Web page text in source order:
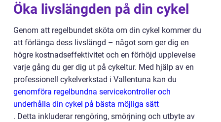
Öka livslängden på din cykel
Genom att regelbundet sköta om din cykel kommer du
att förlänga dess livslängd – något som ger dig en
högre kostnadseffektivitet och en förhöjd upplevelse
varje gång du ger dig ut på cykeltur. Med hjälp av en
professionell cykelverkstad i Vallentuna kan du
genomföra regelbundna servicekontroller och
underhålla din cykel på bästa möjliga sätt
. Detta inkluderar rengöring, smörjning och utbyte av